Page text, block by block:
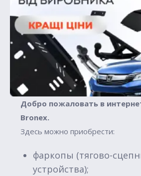
Добро пожаловать в
Вronex.
Здесь можно приобрести:
фаркопы (тягово-
устройства);